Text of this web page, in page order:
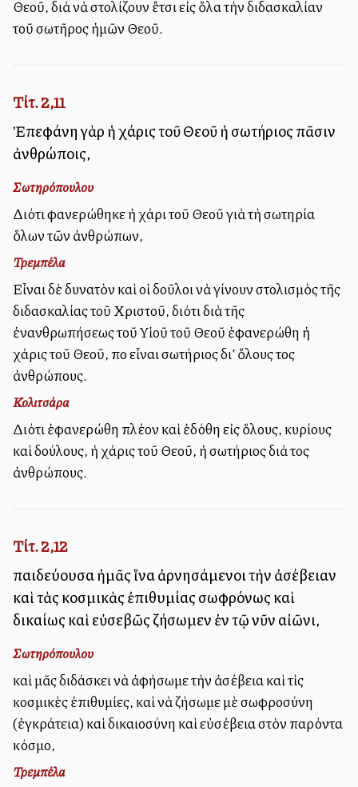
Θεοῦ, διὰ νὰ στολίζουν ἔτσι εἰς ὅλα τὴν διδασκαλίαν
τοῦ σωτῆρος ἡμῶν Θεοῦ.
Τίτ. 2,11
Ἐπεφάνη γὰρ ἡ χάρις τοῦ Θεοῦ ἡ σωτήριος πᾶσιν
ἀνθρώποις,
Σωτηρόπουλου
Διότι φανερώθηκε ἡ χάρι τοῦ Θεοῦ γιὰ τὴ σωτηρία
ὅλων τῶν ἀνθρώπων,
Τρεμπέλα
Εἶναι δὲ δυνατὸν καὶ οἱ δοῦλοι νὰ γίνουν στολισμὸς τῆς
διδασκαλίας τοῦ Χριστοῦ, διότι διὰ τῆς
ἐνανθρωπήσεως τοῦ Υἱοῦ τοῦ Θεοῦ ἐφανερώθη ἡ
χάρις τοῦ Θεοῦ, ποὺ εἶναι σωτήριος δι’ ὅλους τοὺς
ἀνθρώπους.
Κολιτσάρα
Διότι ἐφανερώθη πλέον καὶ ἐδόθη εἰς ὅλους, κυρίους
καὶ δούλους, ἡ χάρις τοῦ Θεοῦ, ἡ σωτήριος διὰ τοὺς
ἀνθρώπους.
Τίτ. 2,12
παιδεύουσα ἡμᾶς ἵνα ἀρνησάμενοι τὴν ἀσέβειαν
καὶ τὰς κοσμικὰς ἐπιθυμίας σωφρόνως καὶ
δικαίως καὶ εὐσεβῶς ζήσωμεν ἐν τῷ νῦν αἰῶνι,
Σωτηρόπουλου
καὶ μᾶς διδάσκει νὰ ἀφήσωμε τὴν ἀσέβεια καὶ τὶς
κοσμικὲς ἐπιθυμίες, καὶ νὰ ζήσωμε μὲ σωφροσύνη
(ἐγκράτεια) καὶ δικαιοσύνη καὶ εὐσέβεια στὸν παρόντα
κόσμο,
Τρεμπέλα